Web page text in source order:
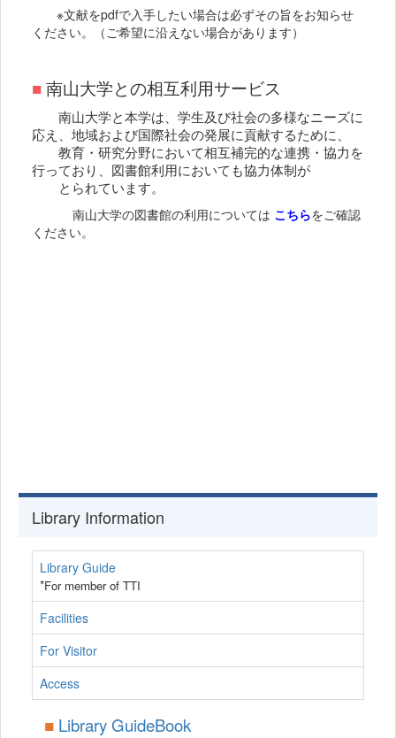
※文献をpdfで入手したい場合は必ずその旨をお知らせ
ください。（ご希望に沿えない場合があります）
■南山大学との相互利用サービス
南山大学と本学は、学生及び社会の多様なニーズに
応え、地域および国際社会の発展に貢献するために、
教育・研究分野において相互補完的な連携・協力を
行っており、図書館利用においても協力体制が
とられています。
南山大学の図書館の利用については こちらをご確認
ください。
Library Information
Library Guide
*For member of TTI
Facilities
For Visitor
Access
■ Library GuideBook